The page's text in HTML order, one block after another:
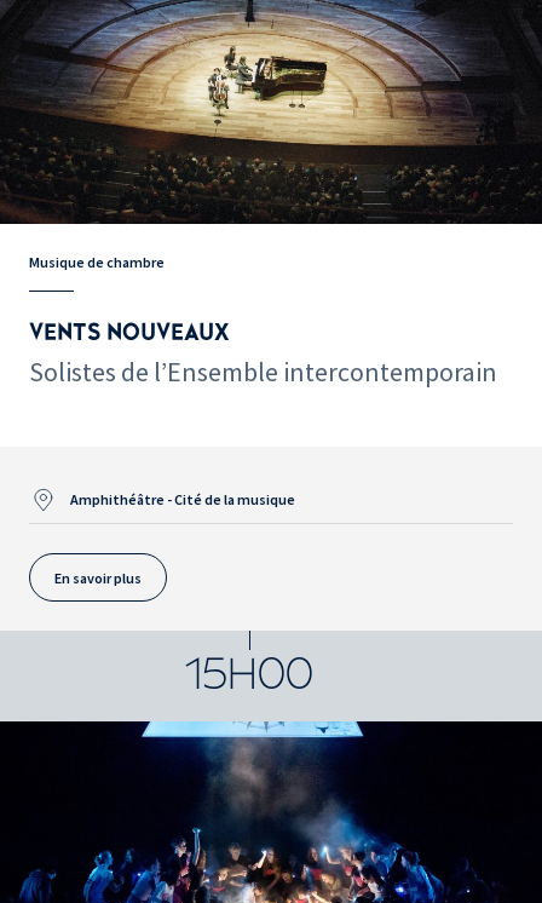
Musique de chambre
VENTS NOUVEAUX
Solistes de l’Ensemble intercontemporain
Amphithéâtre - Cité de la musique
En savoir plus
15H00